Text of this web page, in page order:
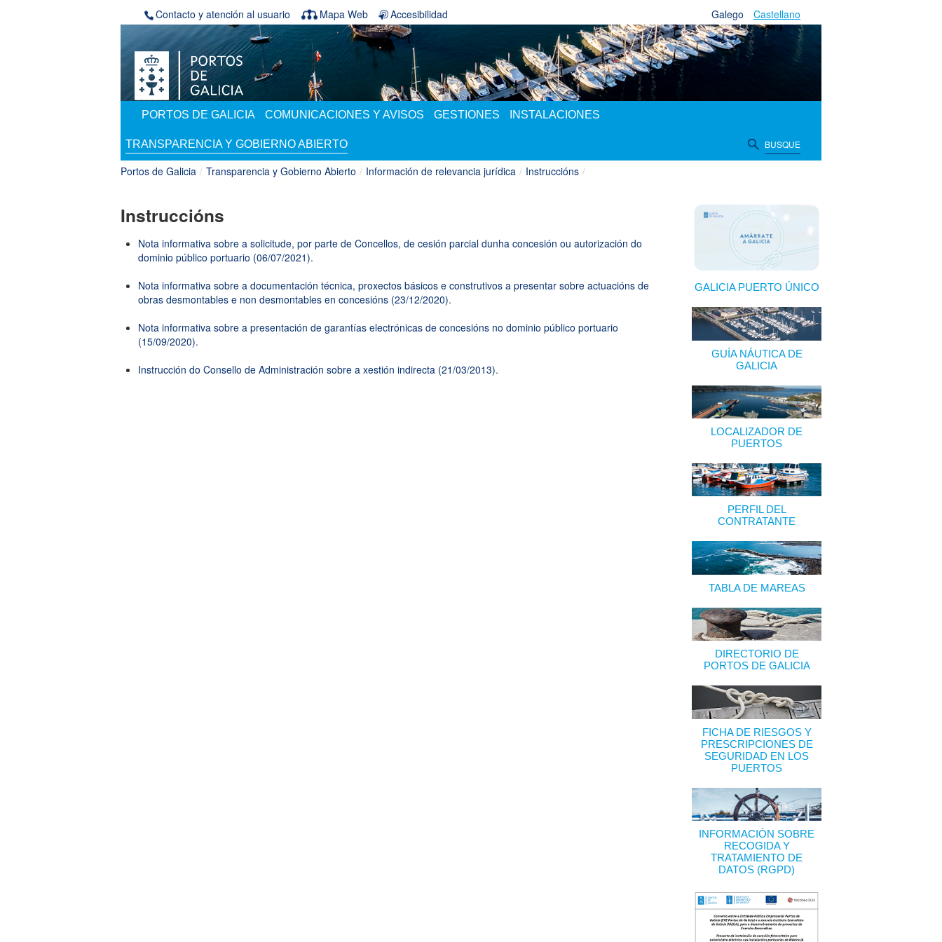
Contacto y atención al usuario Mapa Web Accesibilidad Galego Castellano
PORTOS DE GALICIA COMUNICACIONES Y AVISOS GESTIONES INSTALACIONES
TRANSPARENCIA Y GOBIERNO ABIERTO BUSQUE
Portos de Galicia / Transparencia y Gobierno Abierto / Información de relevancia jurídica / Instruccións /
GALICIA PUERTO ÚNICO
GUÍA NÁUTICA DE
GALICIA
LOCALIZADOR DE
PUERTOS
PERFIL DEL
CONTRATANTE
TABLA DE MAREAS
DIRECTORIO DE
PORTOS DE GALICIA
FICHA DE RIESGOS Y
PRESCRIPCIONES DE
SEGURIDAD EN LOS
PUERTOS
INFORMACIÓN SOBRE
RECOGIDA Y
TRATAMIENTO DE
DATOS (RGPD)
Instruccións
Nota informativa sobre a solicitude, por parte de Concellos, de cesión parcial dunha concesión ou autorización do
dominio público portuario (06/07/2021).
Nota informativa sobre a documentación técnica, proxectos básicos e construtivos a presentar sobre actuacións de
obras desmontables e non desmontables en concesións (23/12/2020).
Nota informativa sobre a presentación de garantías electrónicas de concesións no dominio público portuario
(15/09/2020).
Instrucción do Consello de Administración sobre a xestión indirecta (21/03/2013).